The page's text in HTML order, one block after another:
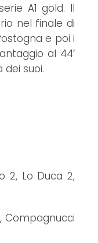
A1 gold. Il
nel finale di
e poi i
al 44’
suoi.
2, Lo Duca 2,
Compagnucci